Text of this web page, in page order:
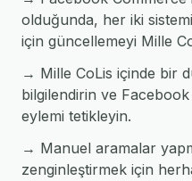
olduğunda, her iki
için güncellemeyi Mille
→ Mille CoLis içinde bir
bilgilendirin ve
eylemi tetikleyin.
→ Manuel aramalar
zenginleştirmek için